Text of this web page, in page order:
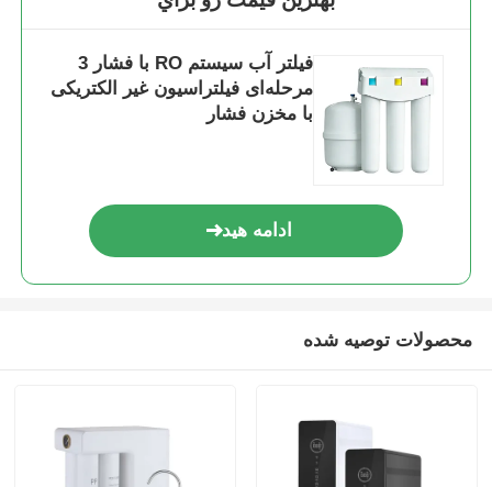
فیلتر آب سیستم RO با فشار 3
مرحله‌ای فیلتراسیون غیر الکتریکی
با مخزن فشار
ادامه هید
محصولات توصیه شده